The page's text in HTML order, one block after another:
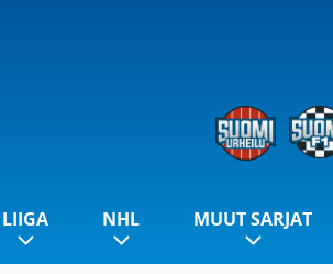
LIIGA NHL MUUT SARJAT